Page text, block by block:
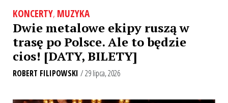
KONCERTY, MUZYKA
Dwie metalowe ekipy ruszą w
trasę po Polsce. Ale to będzie
cios! [DATY, BILETY]
ROBERT FILIPOWSKI / 29 lipca, 2026